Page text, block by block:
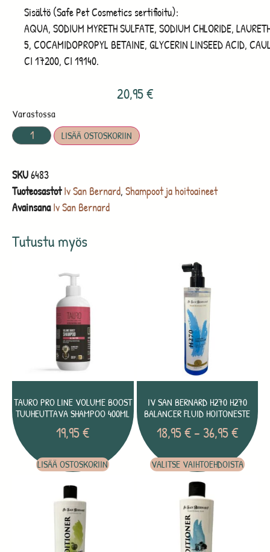
Tutustu myös
TAURO PRO LINE VOLUME BOOST
TUUHEUTTAVA SHAMPOO 400ML
19,95€
LISÄÄ OSTOSKORIIN
IV SAN BERNARD H270 H270
BALANCER FLUID HOITONESTE
18,95€ – 36,95€
VALITSE VAIHTOEHDOISTA
Sisältö (Safe Pet Cosmetics sertifioitu):
AQUA, SODIUM MYRETHSULFATE, SODIUM CHLORIDE,
5, COCAMIDOPROPYL BETAINE, GLYCERIN LINSEEDACID,
CI 17200, CI 19140.
20,95€
Varastossa
LISÄÄ OSTOSKORIIN
SKU6483
Tuoteosastot Iv San Bernard, Shampoot ja hoitoaineet
Avainsana Iv San Bernard